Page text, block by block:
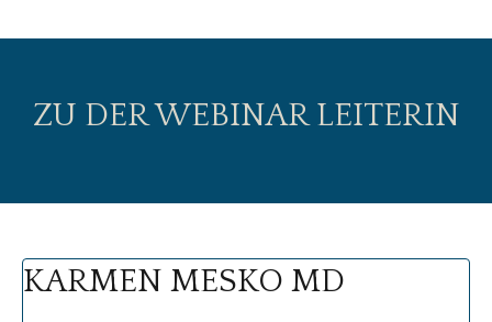
ZU DER WEBINAR LEITERIN
KARMEN MESKO MD